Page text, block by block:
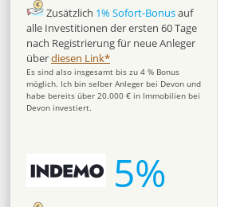
Zusätzlich 1% Sofort-Bonusauf
alle Investitionen der ersten 60 Tage
nach Registrierung für neue Anleger
überdiesen Link*
Es sind also insgesamt bis zu 4 % Bonus
möglich. Ich bin selber Anleger bei Devon und
habe bereits über 20.000 € in Immobilien bei
Devon investiert.
5%